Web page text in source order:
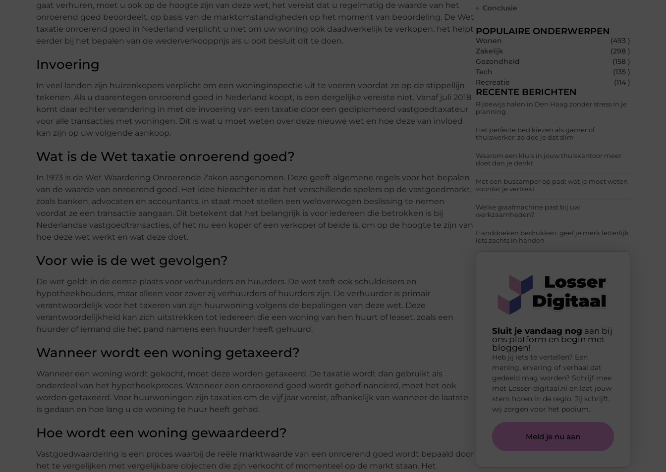
gaat verhuren, moet u ook op de hoogte zijn van deze wet; het vereist dat u regelmatig de waarde van het
onroerend goed beoordeelt, op basis van de marktomstandigheden op het moment van beoordeling. De Wet
taxatie onroerend goed in Nederland verplicht u niet om uw woning ook daadwerkelijk te verkopen; het helpt
eerder bij het bepalen van de wederverkoopprijs als u ooit besluit dit te doen.
Invoering
In veel landen zijn huizenkopers verplicht om een ​​woninginspectie uit te voeren voordat ze op de stippellijn
tekenen. Als u daarentegen onroerend goed in Nederland koopt, is een dergelijke vereiste niet. Vanaf juli 2018
komt daar echter verandering in met de invoering van een taxatie door een gediplomeerd vastgoedtaxateur
voor alle transacties met woningen. Dit is wat u moet weten over deze nieuwe wet en hoe deze van invloed
kan zijn op uw volgende aankoop.
Wat is de Wet taxatie onroerend goed?
In 1973 is de Wet Waardering Onroerende Zaken aangenomen. Deze geeft algemene regels voor het bepalen
van de waarde van onroerend goed. Het idee hierachter is dat het verschillende spelers op de vastgoedmarkt,
zoals banken, advocaten en accountants, in staat moet stellen een weloverwogen beslissing te nemen
voordat ze een transactie aangaan. Dit betekent dat het belangrijk is voor iedereen die betrokken is bij
Nederlandse vastgoedtransacties, of het nu een koper of een verkoper of beide is, om op de hoogte te zijn van
hoe deze wet werkt en wat deze doet.
Voor wie is de wet gevolgen?
De wet geldt in de eerste plaats voor verhuurders en huurders. De wet treft ook schuldeisers en
hypotheekhouders, maar alleen voor zover zij verhuurders of huurders zijn. De verhuurder is primair
verantwoordelijk voor het taxeren van zijn huurwoning volgens de bepalingen van deze wet. Deze
verantwoordelijkheid kan zich uitstrekken tot iedereen die een woning van hen huurt of leaset, zoals een
huurder of iemand die het pand namens een huurder heeft gehuurd.
Wanneer wordt een woning getaxeerd?
Wanneer een woning wordt gekocht, moet deze worden getaxeerd. De taxatie wordt dan gebruikt als
onderdeel van het hypotheekproces. Wanneer een onroerend goed wordt geherfinancierd, moet het ook
worden getaxeerd. Voor huurwoningen zijn taxaties om de vijf jaar vereist, afhankelijk van wanneer de laatste
is gedaan en hoe lang u de woning te huur heeft gehad.
Hoe wordt een woning gewaardeerd?
Vastgoedwaardering is een proces waarbij de reële marktwaarde van een onroerend goed wordt bepaald door
het te vergelijken met vergelijkbare objecten die zijn verkocht of momenteel op de markt staan. Het
Conclusie
POPULAIRE ONDERWERPEN
Wonen
(493 )
Zakelijk
(298 )
Gezondheid
(158 )
Tech
(135 )
Recreatie
(114 )
RECENTE BERICHTEN
Rijbewijs halen in Den Haag zonder stress in je
planning
Het perfecte bed kiezen als gamer of
thuiswerker: zo doe je dat slim
Waarom een kluis in jouw thuiskantoor meer
doet dan je denkt
Met een buscamper op pad: wat je moet weten
voordat je vertrekt
Welke graafmachine past bij uw
werkzaamheden?
Handdoeken bedrukken: geef je merk letterlijk
iets zachts in handen
Sluit je vandaag nog aan bij
ons platform en begin met
bloggen!
Heb jij iets te vertellen? Een
mening, ervaring of verhaal dat
gedeeld mag worden? Schrijf mee
met Losser-digitaal.nl en laat jouw
stem horen in de regio. Jij schrijft,
wij zorgen voor het podium.
Meld je nu aan